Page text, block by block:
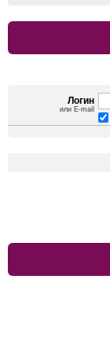
Логин
или E-mail